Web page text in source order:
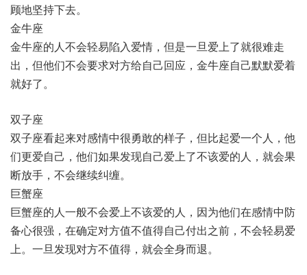
顾地坚持下去。
金牛座
金牛座的人不会轻易陷入爱情，但是一旦爱上了就很难走
出，但他们不会要求对方给自己回应，金牛座自己默默爱着
就好了。
双子座
双子座看起来对感情中很勇敢的样子，但比起爱一个人，他
们更爱自己，他们如果发现自己爱上了不该爱的人，就会果
断放手，不会继续纠缠。
巨蟹座
巨蟹座的人一般不会爱上不该爱的人，因为他们在感情中防
备心很强，在确定对方值不值得自己付出之前，不会轻易爱
上。一旦发现对方不值得，就会全身而退。